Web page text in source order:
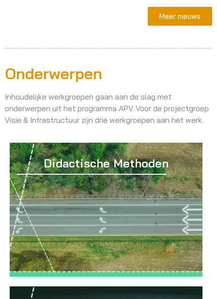
Meer nieuws
Onderwerpen
Inhoudelijke werkgroepen gaan aan de slag met
onderwerpen uit het programma APV. Voor de projectgroep
Visie & Infrastructuur zijn drie werkgroepen aan het werk.
Didactische Methoden